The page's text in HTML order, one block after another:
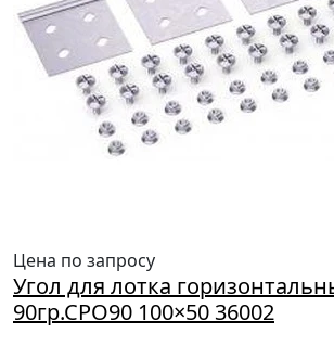
Цена по запросу
Угол для лотка
90гр.СРО90 100×50 36002